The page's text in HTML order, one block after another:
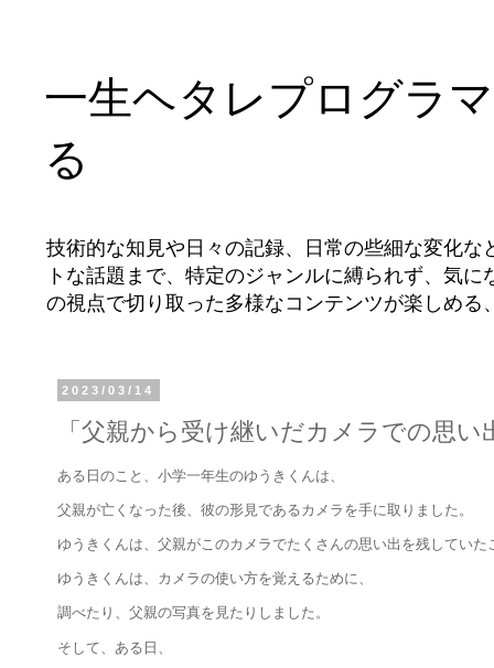
一生ヘタレプログラ
る
技術的な知見や日々の記録、日常の些細な変化
トな話題まで、特定のジャンルに縛られず、気
の視点で切り取った多様なコンテンツが楽しめ
2023/03/14
「父親から受け継いだカメラでの思い
ある日のこと、小学一年生のゆうきくんは、
父親が亡くなった後、彼の形見であるカメラを手に取りました。
ゆうきくんは、父親がこのカメラでたくさんの思い出を残していた
ゆうきくんは、カメラの使い方を覚えるために、
調べたり、父親の写真を見たりしました。
そして、ある日、